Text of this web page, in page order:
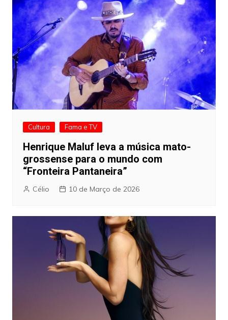
Cultura Fama e TV
Henrique Maluf leva a música mato-
grossense para o mundo com
“Fronteira Pantaneira”
Célio 10 de Março de 2026